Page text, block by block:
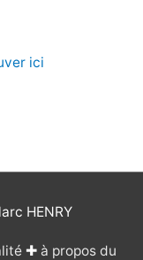
ici
HENRY
✚ à propos du